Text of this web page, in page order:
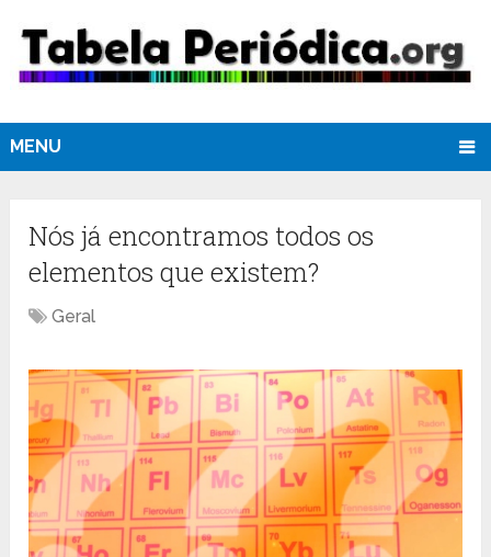
MENU
Nós já encontramos todos os
elementos que existem?
Geral